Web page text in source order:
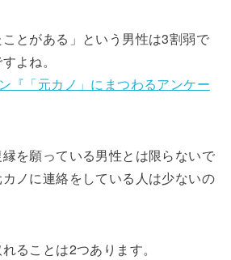
とがある」という男性は3割弱で
よね。
『「元カノ」にまつわるアンケー
を願っている男性とは限らないで
ノに連絡をしている人は少ないの
ることは2つあります。